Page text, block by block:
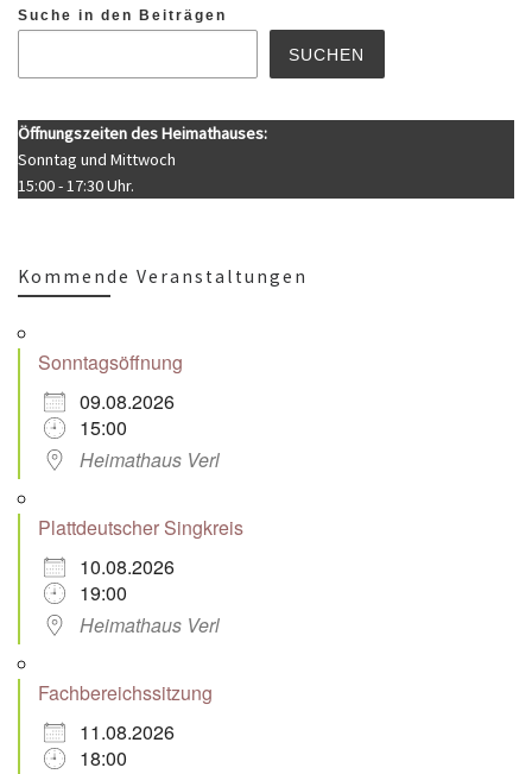
Suche in den Beiträgen
SUCHEN
Öffnungszeiten des Heimathauses:
Sonntag und Mittwoch
15:00 - 17:30 Uhr.
Kommende Veranstaltungen
Sonntagsöffnung
09.08.2026
15:00
Heimathaus Verl
Plattdeutscher Singkreis
10.08.2026
19:00
Heimathaus Verl
Fachbereichssitzung
11.08.2026
18:00